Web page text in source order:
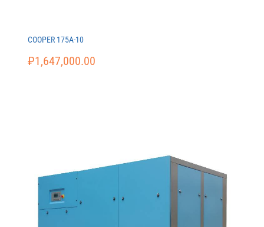
COOPER 175A-10
₽1,647,000.00